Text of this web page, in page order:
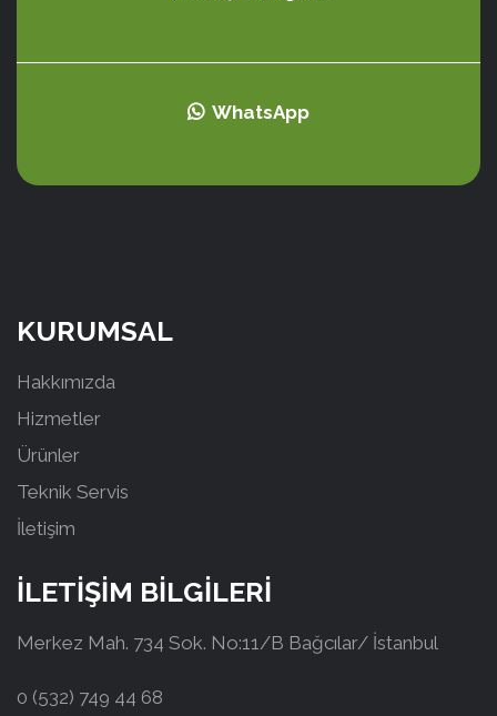
WhatsApp
KURUMSAL
Hakkımızda
Hizmetler
Ürünler
Teknik Servis
İletişim
İLETİŞİM BİLGİLERİ
Merkez Mah. 734 Sok. No:11/B Bağcılar/ İstanbul
0 (532) 749 44 68